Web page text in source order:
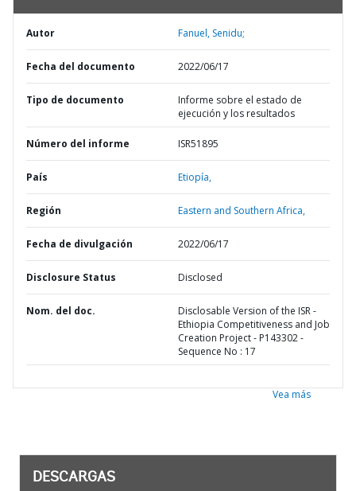
Autor Fanuel, Senidu;
Fecha del documento 2022/06/17
Tipo de documento
Informe sobre el estado de
ejecución y los resultados
Número del informe ISR51895
País Etiopía,
Región Eastern and Southern Africa,
Fecha de divulgación 2022/06/17
Disclosure Status Disclosed
Nom. del doc.
Disclosable Version of the ISR -
Ethiopia Competitiveness and Job
Creation Project - P143302 -
Sequence No : 17
Vea más
DESCARGAS